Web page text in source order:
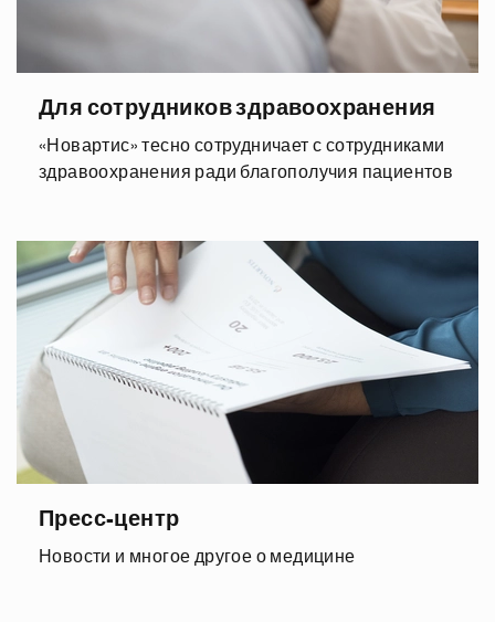
Для сотрудников здравоохранения
«Новартис» тесно сотрудничает с сотрудниками
здравоохранения ради благополучия пациентов
Пресс-центр
Новости и многое другое о медицине